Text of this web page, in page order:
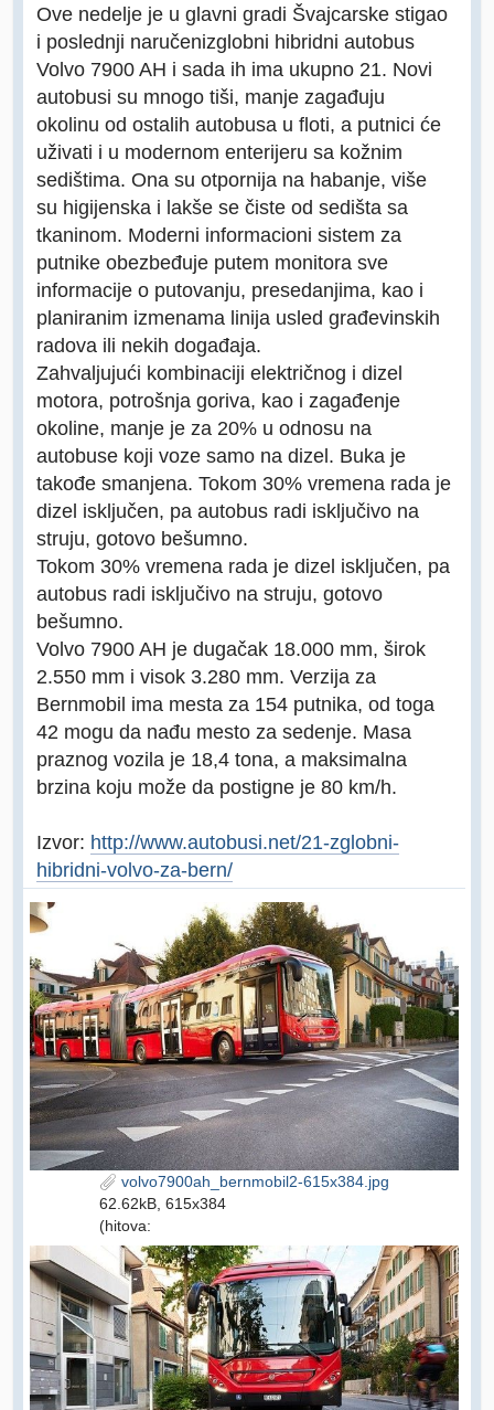
Ove nedelje je u glavni gradi Švajcarske stigao
i poslednji naručenizglobni hibridni autobus
Volvo 7900 AH i sada ih ima ukupno 21. Novi
autobusi su mnogo tiši, manje zagađuju
okolinu od ostalih autobusa u floti, a putnici će
uživati i u modernom enterijeru sa kožnim
sedištima. Ona su otpornija na habanje, više
su higijenska i lakše se čiste od sedišta sa
tkaninom. Moderni informacioni sistem za
putnike obezbeđuje putem monitora sve
informacije o putovanju, presedanjima, kao i
planiranim izmenama linija usled građevinskih
radova ili nekih događaja.
Zahvaljujući kombinaciji električnog i dizel
motora, potrošnja goriva, kao i zagađenje
okoline, manje je za 20% u odnosu na
autobuse koji voze samo na dizel. Buka je
takođe smanjena. Tokom 30% vremena rada je
dizel isključen, pa autobus radi isključivo na
struju, gotovo bešumno.
Tokom 30% vremena rada je dizel isključen, pa
autobus radi isključivo na struju, gotovo
bešumno.
Volvo 7900 AH je dugačak 18.000 mm, širok
2.550 mm i visok 3.280 mm. Verzija za
Bernmobil ima mesta za 154 putnika, od toga
42 mogu da nađu mesto za sedenje. Masa
praznog vozila je 18,4 tona, a maksimalna
brzina koju može da postigne je 80 km/h.
Izvor: http://www.autobusi.net/21-zglobni-
hibridni-volvo-za-bern/
volvo7900ah_bernmobil2-615x384.jpg
62.62kB, 615x384
(hitova: